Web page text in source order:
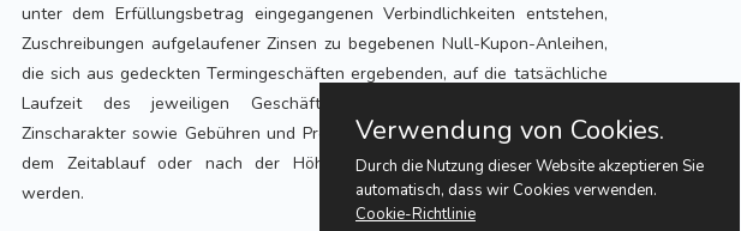
unter dem Erfüllungsbetrag eingegangenen Verbindlichkeiten entstehen,
Zuschreibungen aufgelaufener Zinsen zu begebenen Null-Kupon-Anleihen,
die sich aus gedeckten Termingeschäften ergebenden, auf die tatsächliche
Laufzeit des jeweiligen Geschäfts verteilten Aufwendungen mit
Zinscharakter sowie Gebühren und Provisionen mit Zinscharakter, die nach
dem Zeitablauf oder nach der Höhe der Verbindlichkeiten berechnet
werden.
Verwendung von Cookies.
Durch die Nutzung dieser Website akzeptieren Sie
automatisch, dass wir Cookies verwenden.
Cookie-Richtlinie